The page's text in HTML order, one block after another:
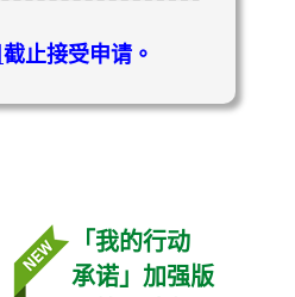
截止接受申请。
「我的行动
承诺」加强版